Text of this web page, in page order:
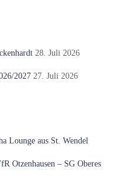
28. Juli 2026
2027 27. Juli 2026
Lounge aus St. Wendel
Otzenhausen – SG Oberes